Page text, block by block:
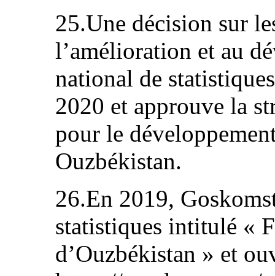
25.Une décision sur
l’amélioration et au
national de
2020 et approuve la
pour le
Ouzbékistan.
26.En 2019,
statistiques intitulé «
d’Ouzbékistan » et